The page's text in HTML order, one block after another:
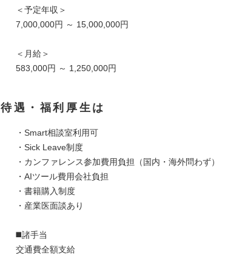
＜予定年収＞
7,000,000円 ～ 15,000,000円
＜月給＞
583,000円 ～ 1,250,000円
待遇・福利厚生は
・Smart相談室利用可
・Sick Leave制度
・カンファレンス参加費用負担（国内・海外問わず）
・AIツール費用会社負担
・書籍購入制度
・産業医面談あり
◼️諸手当
交通費全額支給